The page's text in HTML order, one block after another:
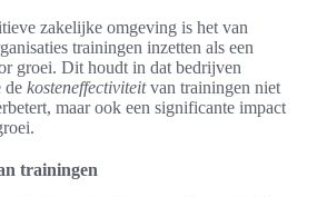
zakelijke omgeving is het van
trainingen inzetten als een
groei. Dit houdt in dat bedrijven
de kosteneffectiviteitvan trainingen niet
maar ook een significante impact
trainingen